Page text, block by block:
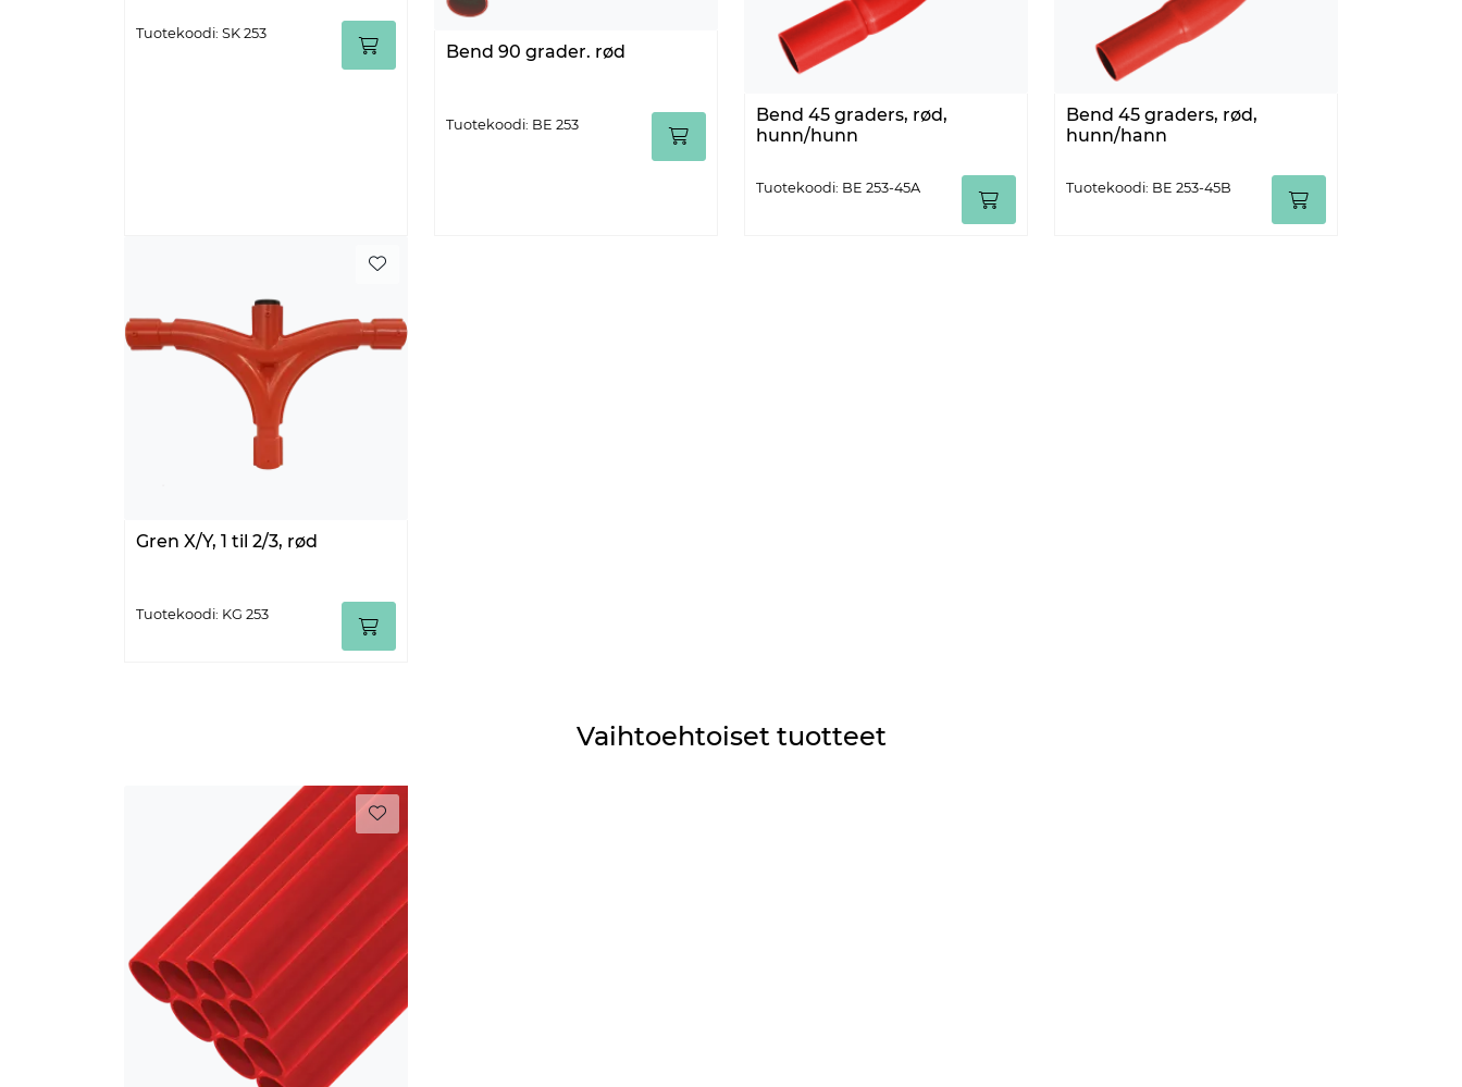
Tuotekoodi: SK 253
Bend 90 grader. rød
Tuotekoodi: BE 253
Bend 45 graders, rød,
hunn/hunn
Tuotekoodi: BE 253-45A
Bend 45 graders, rød,
hunn/hann
Tuotekoodi: BE 253-45B
Gren X/Y, 1 til 2/3, rød
Tuotekoodi: KG 253
Vaihtoehtoiset tuotteet